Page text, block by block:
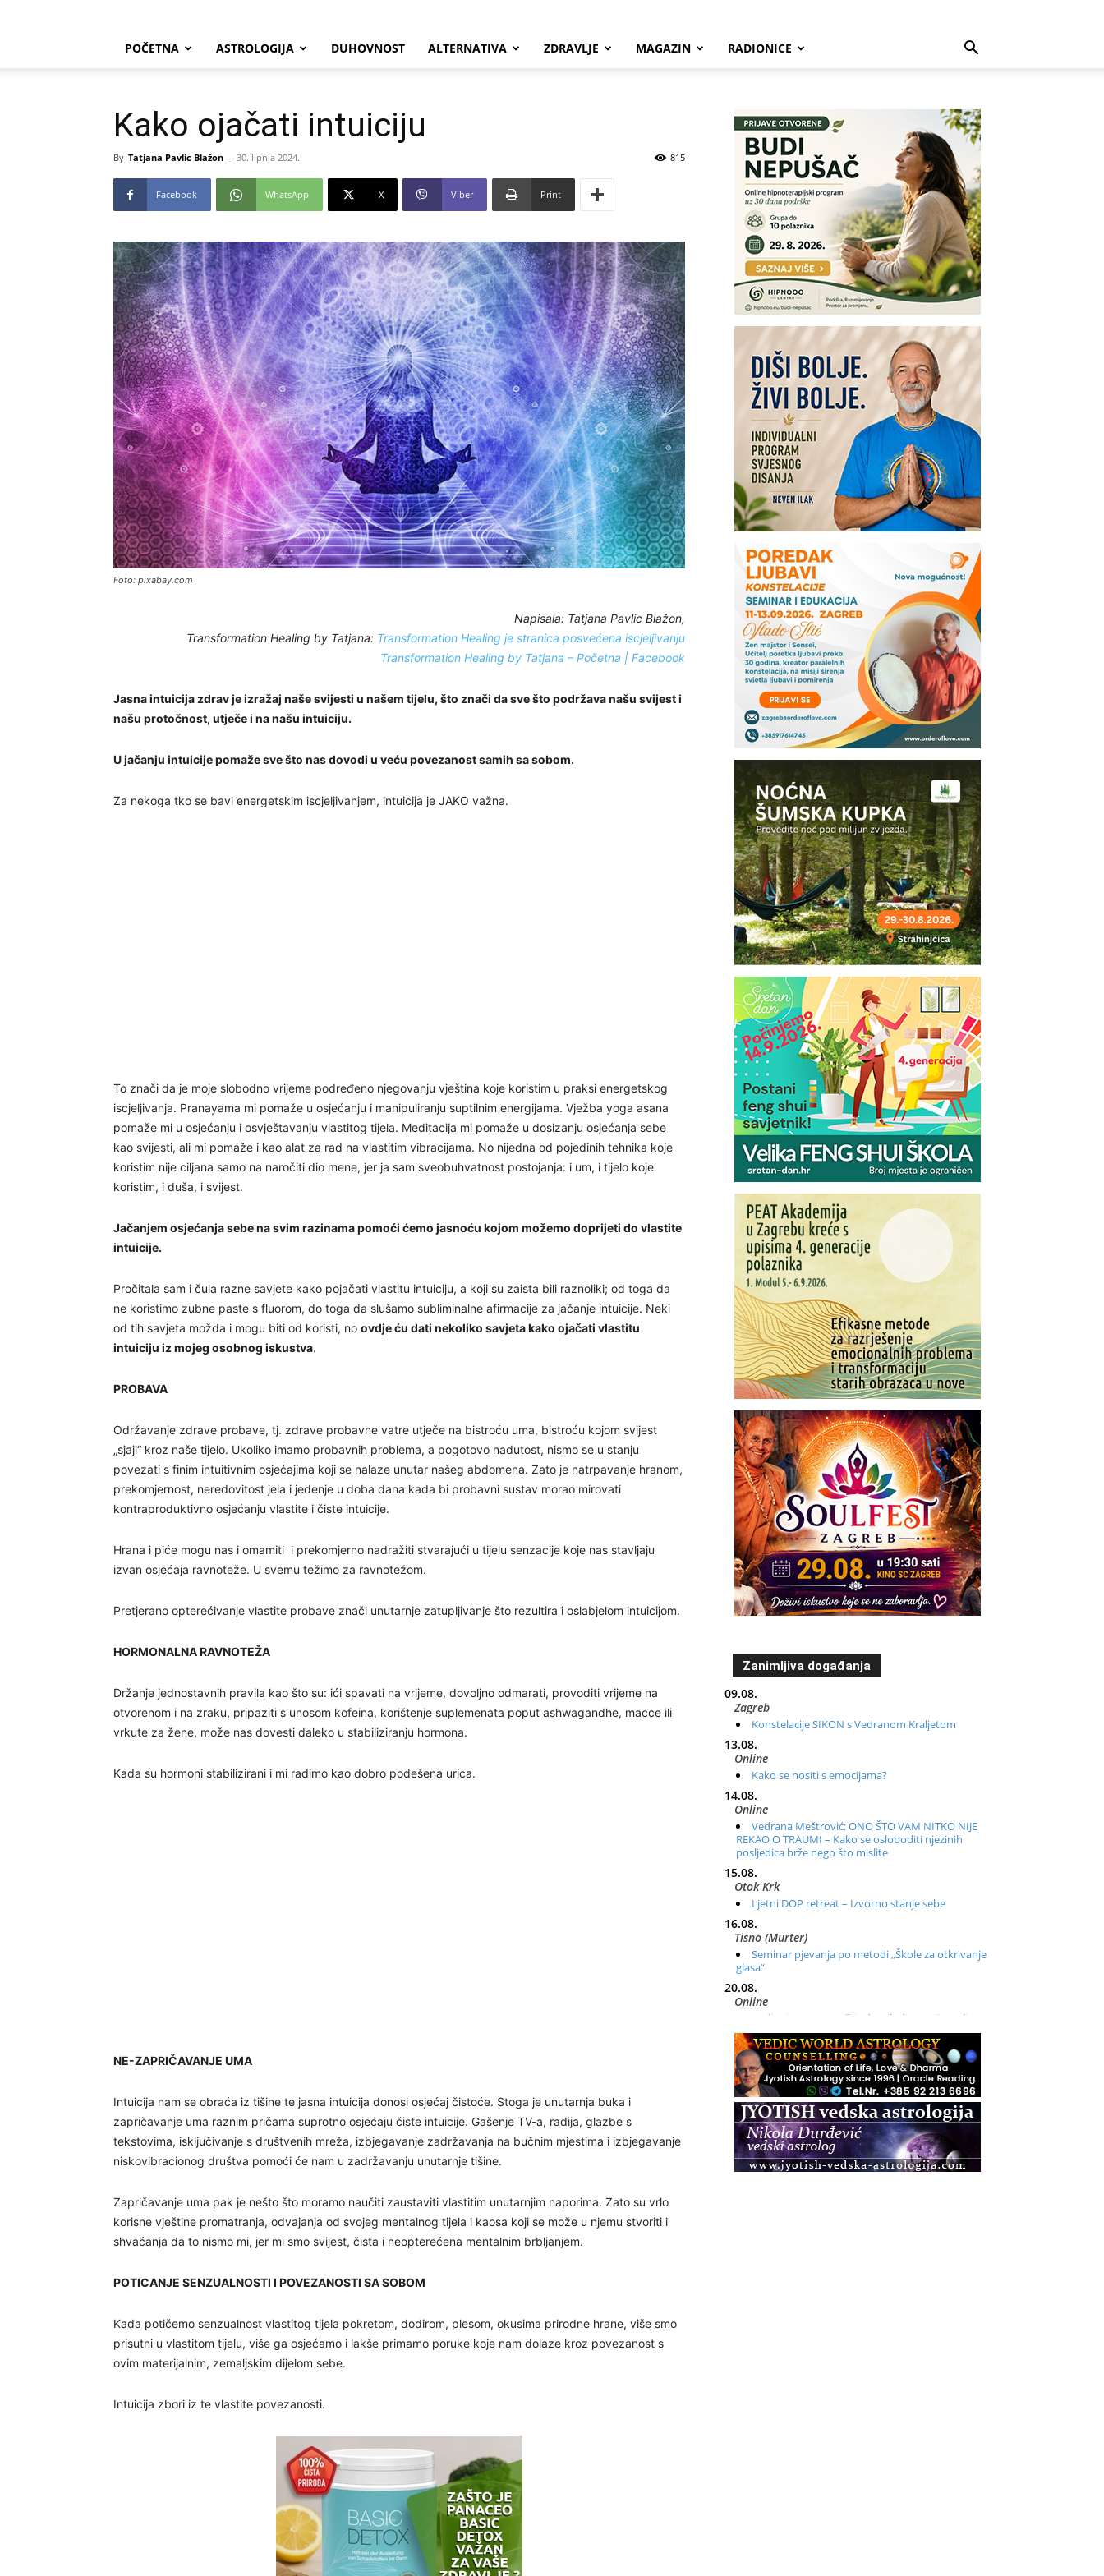
POČETNA ASTROLOGIJA DUHOVNOST ALTERNATIVA ZDRAVLJE MAGAZIN RADIONICE
Kako ojačati intuiciju
By Tatjana Pavlic Blažon - 30. lipnja 2024. 815
Facebook WhatsApp X Viber Print
Foto: pixabay.com
Napisala: Tatjana Pavlic Blažon,
Transformation Healing by Tatjana: Transformation Healing je stranica posvećena iscjeljivanju
Transformation Healing by Tatjana – Početna | Facebook
Jasna intuicija zdrav je izražaj naše svijesti u našem tijelu, što znači da sve što podržava našu svijest i
našu protočnost, utječe i na našu intuiciju.
U jačanju intuicije pomaže sve što nas dovodi u veću povezanost samih sa sobom.
Za nekoga tko se bavi energetskim iscjeljivanjem, intuicija je JAKO važna.
To znači da je moje slobodno vrijeme podređeno njegovanju vještina koje koristim u praksi energetskog
iscjeljivanja. Pranayama mi pomaže u osjećanju i manipuliranju suptilnim energijama. Vježba yoga asana
pomaže mi u osjećanju i osvještavanju vlastitog tijela. Meditacija mi pomaže u dosizanju osjećanja sebe
kao svijesti, ali mi pomaže i kao alat za rad na vlastitim vibracijama. No nijedna od pojedinih tehnika koje
koristim nije ciljana samo na naročiti dio mene, jer ja sam sveobuhvatnost postojanja: i um, i tijelo koje
koristim, i duša, i svijest.
Jačanjem osjećanja sebe na svim razinama pomoći ćemo jasnoću kojom možemo doprijeti do vlastite
intuicije.
Pročitala sam i čula razne savjete kako pojačati vlastitu intuiciju, a koji su zaista bili raznoliki; od toga da
ne koristimo zubne paste s fluorom, do toga da slušamo subliminalne afirmacije za jačanje intuicije. Neki
od tih savjeta možda i mogu biti od koristi, no ovdje ću dati nekoliko savjeta kako ojačati vlastitu
intuiciju iz mojeg osobnog iskustva.
PROBAVA
Održavanje zdrave probave, tj. zdrave probavne vatre utječe na bistroću uma, bistroću kojom svijest
„sjaji“ kroz naše tijelo. Ukoliko imamo probavnih problema, a pogotovo nadutost, nismo se u stanju
povezati s finim intuitivnim osjećajima koji se nalaze unutar našeg abdomena. Zato je natrpavanje hranom,
prekomjernost, neredovitost jela i jedenje u doba dana kada bi probavni sustav morao mirovati
kontraproduktivno osjećanju vlastite i čiste intuicije.
Hrana i piće mogu nas i omamiti i prekomjerno nadražiti stvarajući u tijelu senzacije koje nas stavljaju
izvan osjećaja ravnoteže. U svemu težimo za ravnotežom.
Pretjerano opterećivanje vlastite probave znači unutarnje zatupljivanje što rezultira i oslabjelom intuicijom.
HORMONALNA RAVNOTEŽA
Držanje jednostavnih pravila kao što su: ići spavati na vrijeme, dovoljno odmarati, provoditi vrijeme na
otvorenom i na zraku, pripaziti s unosom kofeina, korištenje suplemenata poput ashwagandhe, macce ili
vrkute za žene, može nas dovesti daleko u stabiliziranju hormona.
Kada su hormoni stabilizirani i mi radimo kao dobro podešena urica.
NE-ZAPRIČAVANJE UMA
Intuicija nam se obraća iz tišine te jasna intuicija donosi osjećaj čistoće. Stoga je unutarnja buka i
zapričavanje uma raznim pričama suprotno osjećaju čiste intuicije. Gašenje TV-a, radija, glazbe s
tekstovima, isključivanje s društvenih mreža, izbjegavanje zadržavanja na bučnim mjestima i izbjegavanje
niskovibracionog društva pomoći će nam u zadržavanju unutarnje tišine.
Zapričavanje uma pak je nešto što moramo naučiti zaustaviti vlastitim unutarnjim naporima. Zato su vrlo
korisne vještine promatranja, odvajanja od svojeg mentalnog tijela i kaosa koji se može u njemu stvoriti i
shvaćanja da to nismo mi, jer mi smo svijest, čista i neopterećena mentalnim brbljanjem.
POTICANJE SENZUALNOSTI I POVEZANOSTI SA SOBOM
Kada potičemo senzualnost vlastitog tijela pokretom, dodirom, plesom, okusima prirodne hrane, više smo
prisutni u vlastitom tijelu, više ga osjećamo i lakše primamo poruke koje nam dolaze kroz povezanost s
ovim materijalnim, zemaljskim dijelom sebe.
Intuicija zbori iz te vlastite povezanosti.
Zanimljiva događanja
09.08.
Zagreb
Konstelacije SIKON s Vedranom Kraljetom
13.08.
Online
Kako se nositi s emocijama?
14.08.
Online
Vedrana Meštrović: ONO ŠTO VAM NITKO NIJE
REKAO O TRAUMI – Kako se osloboditi njezinih
posljedica brže nego što mislite
15.08.
Otok Krk
Ljetni DOP retreat – Izvorno stanje sebe
16.08.
Tisno (Murter)
Seminar pjevanja po metodi „Škole za otkrivanje
glasa“
20.08.
Online
Radionica: Pomagači iz drugih dimenzija Online –
otvoreno za sve
21.08.
Zagreb+Online
Osnovni ThetaHealing® tečaj, Zagreb i Online
22.08.
Pula
Access BARS®, otpusti stres
23.08.
Pula